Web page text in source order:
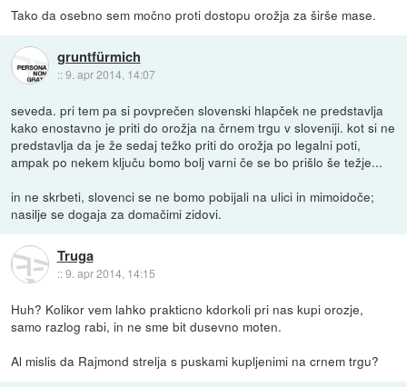
Tako da osebno sem močno proti dostopu orožja za širše mase.
gruntfürmich
::9. apr 2014, 14:07
seveda. pri tem pa si povprečen slovenski hlapček ne predstavlja
kako enostavno je priti do orožja na črnem trgu v sloveniji. kot si ne
predstavlja da je že sedaj težko priti do orožja po legalni poti,
ampak po nekem ključu bomo bolj varni če se bo prišlo še težje...
in ne skrbeti, slovenci se ne bomo pobijali na ulici in mimoidoče;
nasilje se dogaja za domačimi zidovi.
Truga
::9. apr 2014, 14:15
Huh? Kolikor vem lahko prakticno kdorkoli pri nas kupi orozje,
samo razlog rabi, in ne sme bit dusevno moten.
Al mislis da Rajmond strelja s puskami kupljenimi na crnem trgu?